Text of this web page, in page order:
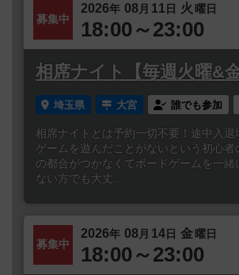
募集中
2026年 08 月 11日 火 曜日
18:00～23:00
相席ナイト【毎週火曜&金
埼玉県 大宮 誰でも参加
相席ナイトとは予約一切不要！途中入退
ゲームを遊んだことがないという初心者
の都合がつかなくてボードゲームを一緒
ない方でも大丈...
募集中
2026年 08 月 14日 金曜日
18:00～23:00